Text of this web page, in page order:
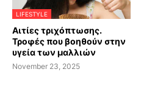
LIFESTYLE
Αιτίες τριχόπτωσης.
Τροφές που βοηθούν στην
υγεία των μαλλιών
November 23, 2025